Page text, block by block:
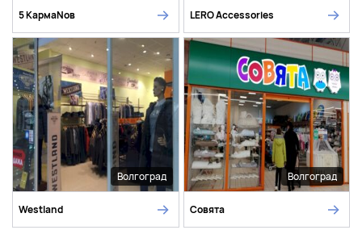
5 КармаNов LERO Accessories
Волгоград
Westland
Волгоград
Совята